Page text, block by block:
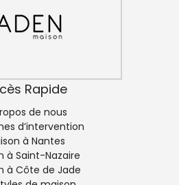
Rapide
de nous
d’intervention
à Nantes
à Saint-Nazaire
à Côte de Jade